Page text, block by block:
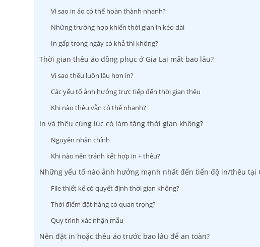
Vì sao in áo có thể hoàn thành nhanh?
Những trường hợp khiến thời gian in kéo dài
In gấp trong ngày có khả thi không?
Thời gian thêu áo đồng phục ở Gia Lai mất bao lâu?
Vì sao thêu luôn lâu hơn in?
Các yếu tố ảnh hưởng trực tiếp đến thời gian thêu
Khi nào thêu vẫn có thể nhanh?
In và thêu cùng lúc có làm tăng thời gian không?
Nguyên nhân chính
Khi nào nên tránh kết hợp in + thêu?
Những yếu tố nào ảnh hưởng mạnh nhất đến tiến độ in/thêu tại
File thiết kế có quyết định thời gian không?
Thời điểm đặt hàng có quan trọng?
Quy trình xác nhận mẫu
Nên đặt in hoặc thêu áo trước bao lâu để an toàn?